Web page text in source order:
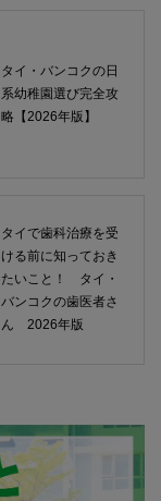
タイ・バンコクの日
系幼稚園選び完全攻
略【2026年版】
タイで歯科治療を受
ける前に知っておき
たいこと！ タイ・
バンコクの歯医者さ
ん 2026年版